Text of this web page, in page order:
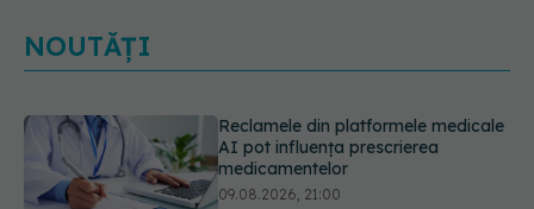
NOUTĂȚI
Reclamele din platformele medicale
AI pot influența prescrierea
medicamentelor
09.08.2026, 21:00